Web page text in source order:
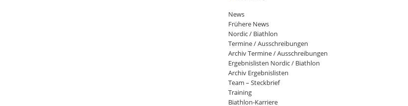
News
Frühere News
Nordic / Biathlon
Termine / Ausschreibungen
Archiv Termine / Ausschreibungen
Ergebnislisten Nordic / Biathlon
Archiv Ergebnislisten
Team – Steckbrief
Training
Biathlon-Karriere